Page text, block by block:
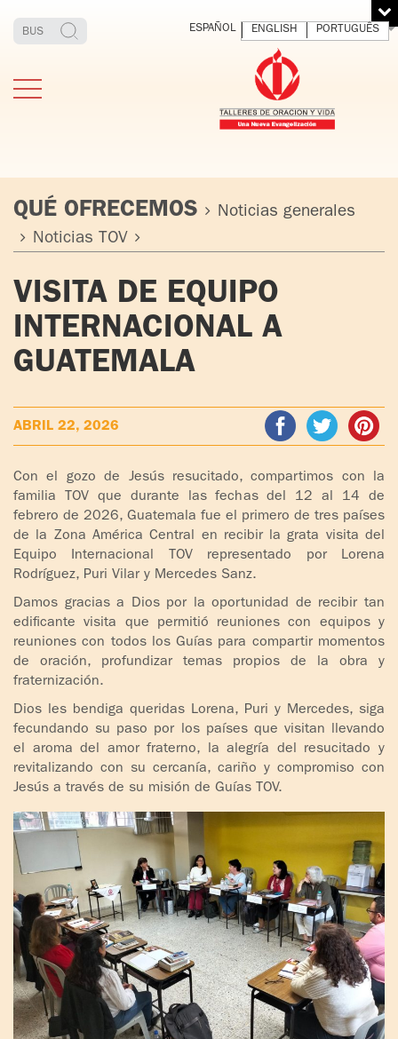
TOV ADULTOS
TOV JÓVENES
ADOLESCENTES
CURSO
MATRIMONIAL
ENCUENTRO DE
EXPERIENCIA DE
DIOS
CHARLAS Y
JORNADAS DE
CÍRCULOS DE
ORACIÓN Y VIDA
PADRE
IGNACIO
ORBEGOZO
IGNACIO
LARRAÑAGA
OBRA
PADRE
IGNACIO
LARRAÑAGA
LIBROS
AUDIOS
ESPAÑOL ENGLISH PORTUGUÊS
QUÉ OFRECEMOS
Noticias generales
Noticias TOV
VISITA DE EQUIPO
INTERNACIONAL A
GUATEMALA
ABRIL 22, 2026
Con el gozo de Jesús resucitado, compartimos con la
familia TOV que durante las fechas del 12 al 14 de
febrero de 2026, Guatemala fue el primero de tres países
de la Zona América Central en recibir la grata visita del
Equipo Internacional TOV representado por Lorena
Rodríguez, Puri Vilar y Mercedes Sanz.
Damos gracias a Dios por la oportunidad de recibir tan
edificante visita que permitió reuniones con equipos y
reuniones con todos los Guías para compartir momentos
de oración, profundizar temas propios de la obra y
fraternización.
Dios les bendiga queridas Lorena, Puri y Mercedes, siga
fecundando su paso por los países que visitan llevando
el aroma del amor fraterno, la alegría del resucitado y
revitalizando con su cercanía, cariño y compromiso con
Jesús a través de su misión de Guías TOV.